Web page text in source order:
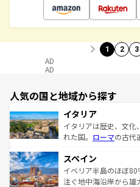
1 2 3
AD
AD
人気の国と地域から探す
イタリア
イタリアは歴史、文
れた国。 ローマの古代
ろん、トスカーナの美
景など、自然景観も見
ピザやパスタなど、絶
スペイン
イベリア半島のほぼ
注ぐ地中海沿岸から雄